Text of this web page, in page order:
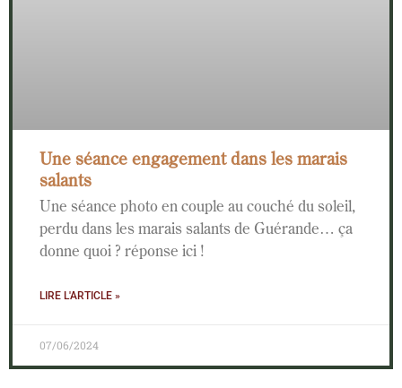
Une séance engagement dans les marais
salants
Une séance photo en couple au couché du soleil,
perdu dans les marais salants de Guérande… ça
donne quoi ? réponse ici !
LIRE L'ARTICLE »
07/06/2024